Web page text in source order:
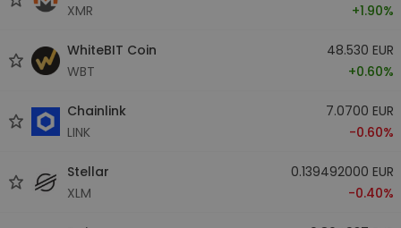
XMR
+1.90%
WhiteBIT Coin
WBT
48.530 EUR
+0.60%
Chainlink
LINK
7.0700 EUR
-0.60%
Stellar
XLM
0.139492000 EUR
-0.40%